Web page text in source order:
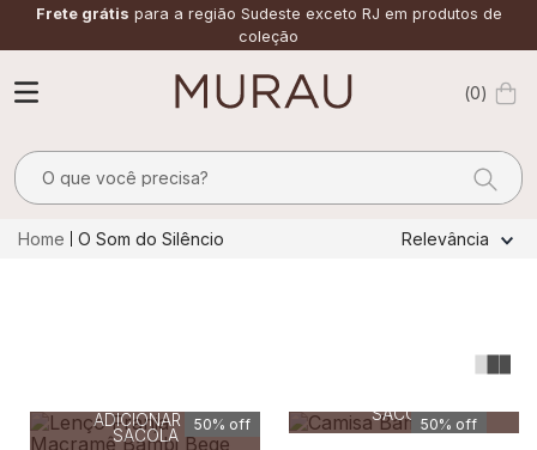
Frete grátis para a região Sudeste exceto RJ em produtos de
coleção
0
O que você precisa?
O Som do Silêncio Relevância
50% off
ADICIONAR A
SACOLA
50% off
SACOLA
TERMOS MAIS BUSCADOS
5º
verde